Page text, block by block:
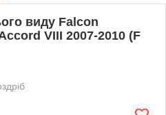
виду Falcon
VIII 2007-2010 (F